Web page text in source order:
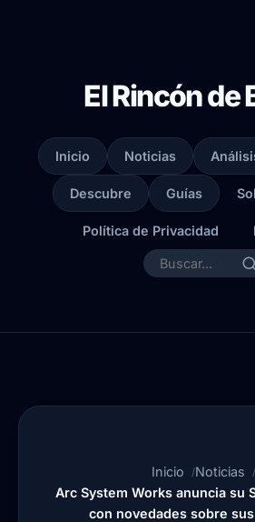
El Rincón de
Inicio Noticias
Descubre Guías
Política de Privacidad
Inicio
Noticias
Arc System Works anuncia su
con novedades sobre